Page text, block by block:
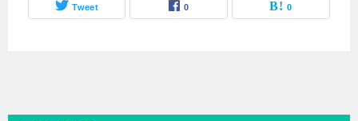
Tweet 0 0